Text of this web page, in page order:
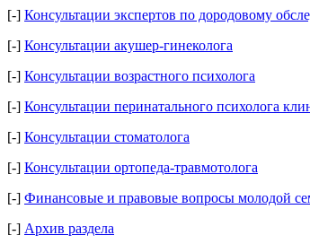
[-] Консультации экспертов по дородовому
[-] Консультации акушер-гинеколога
[-] Консультации возрастного психолога
[-] Консультации перинатального психолога
[-] Консультации стоматолога
[-] Консультации ортопеда-травмотолога
[-] Финансовые и правовые вопросы молодой
[-] Архив раздела